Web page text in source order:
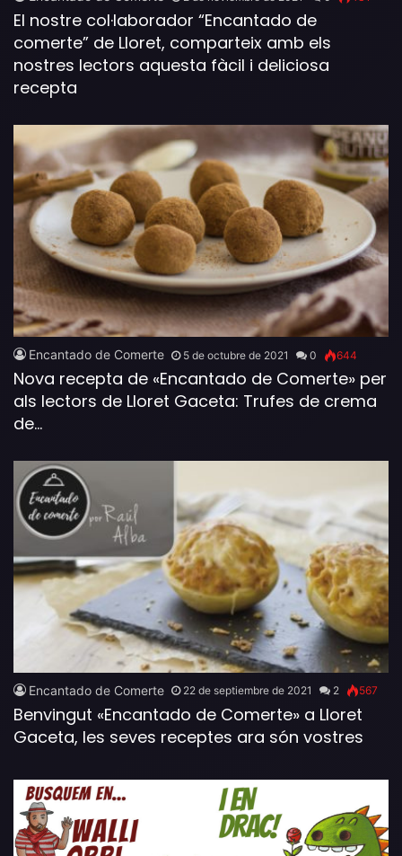
El nostre col·laborador “Encantado de
comerte” de Lloret, comparteix amb els
nostres lectors aquesta fàcil i deliciosa
recepta
Encantado de Comerte 5 de octubre de 2021 0 644
Nova recepta de «Encantado de Comerte» per
als lectors de Lloret Gaceta: Trufes de crema
de…
Encantado de Comerte 22 de septiembre de 2021 2 567
Benvingut «Encantado de Comerte» a Lloret
Gaceta, les seves receptes ara són vostres